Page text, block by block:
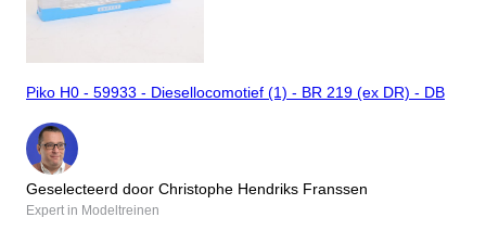
Piko H0 - 59933 - Diesellocomotief (1) - BR 219 (ex DR) - DB
Geselecteerd door Christophe Hendriks Franssen
Expert in Modeltreinen